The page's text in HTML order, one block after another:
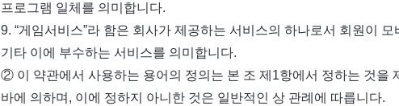
프로그램 일체를 의미합니다.
9. “게임서비스”라 함은 회사가 제공하는 서비스의 하나로서 회원이
기타 이에 부수하는 서비스를 의미합니다.
② 이 약관에서 사용하는 용어의 정의는 본 조 제1항에서 정하는 것을
바에 의하며, 이에 정하지 아니한 것은 일반적인 상 관례에 따릅니다.